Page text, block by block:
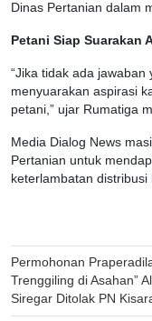
Dinas Pertanian dalam
Petani Siap Suarakan
“Jika tidak ada
menyuarakan aspirasi
petani,” ujar Rumatiga
Media Dialog News
Pertanian untuk
keterlambatan
Post
navigation
Permohonan
Trenggiling di Asahan”
Siregar Ditolak PN